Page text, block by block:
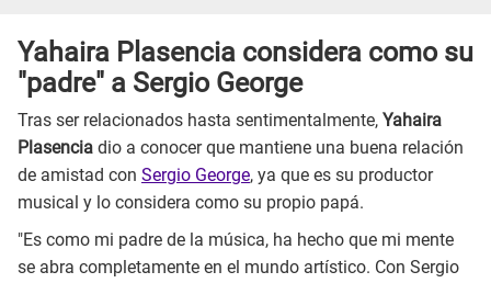
Yahaira Plasencia considera como su
"padre" a Sergio George
Tras ser relacionados hasta sentimentalmente, Yahaira
Plasencia dio a conocer que mantiene una buena relación
de amistad con Sergio George, ya que es su productor
musical y lo considera como su propio papá.
"Es como mi padre de la música, ha hecho que mi mente
se abra completamente en el mundo artístico. Con Sergio